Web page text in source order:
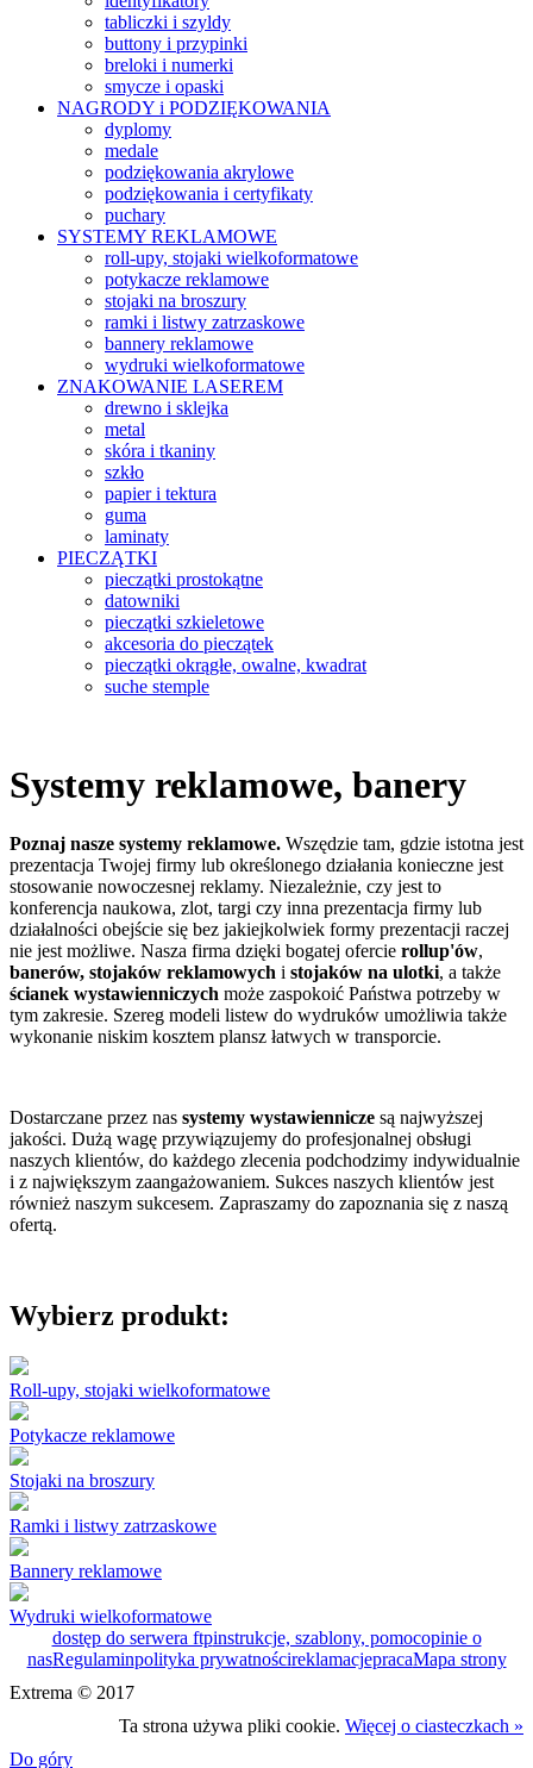
tabliczki i szyldy
buttony i przypinki
breloki i numerki
smycze i opaski
NAGRODY i PODZIĘKOWANIA
dyplomy
medale
podziękowania akrylowe
podziękowania i certyfikaty
puchary
SYSTEMY REKLAMOWE
roll-upy, stojaki wielkoformatowe
potykacze reklamowe
stojaki na broszury
ramki i listwy zatrzaskowe
bannery reklamowe
wydruki wielkoformatowe
ZNAKOWANIE LASEREM
drewno i sklejka
metal
skóra i tkaniny
szkło
papier i tektura
guma
laminaty
PIECZĄTKI
pieczątki prostokątne
datowniki
pieczątki szkieletowe
akcesoria do pieczątek
pieczątki okrągłe, owalne, kwadrat
suche stemple
Systemy reklamowe, banery
Poznaj nasze systemy reklamowe. Wszędzie tam, gdzie istotna jest
prezentacja Twojej firmy lub określonego działania konieczne jest
stosowanie nowoczesnej reklamy. Niezależnie, czy jest to
konferencja naukowa, zlot, targi czy inna prezentacja firmy lub
działalności obejście się bez jakiejkolwiek formy prezentacji raczej
nie jest możliwe. Nasza firma dzięki bogatej ofercie rollup'ów,
banerów, stojaków reklamowych i stojaków na ulotki, a także
ścianek wystawienniczych może zaspokoić Państwa potrzeby w
tym zakresie. Szereg modeli listew do wydruków umożliwia także
wykonanie niskim kosztem plansz łatwych w transporcie.
Dostarczane przez nas systemy wystawiennicze są najwyższej
jakości. Dużą wagę przywiązujemy do profesjonalnej obsługi
naszych klientów, do każdego zlecenia podchodzimy indywidualnie
i z największym zaangażowaniem. Sukces naszych klientów jest
również naszym sukcesem. Zapraszamy do zapoznania się z naszą
ofertą.
Wybierz produkt:
Roll-upy, stojaki wielkoformatowe
Potykacze reklamowe
Stojaki na broszury
Ramki i listwy zatrzaskowe
Bannery reklamowe
Wydruki wielkoformatowe
dostęp do serwera ftpinstrukcje, szablony, pomocopinie o
nasRegulaminpolityka prywatnościreklamacjepracaMapa strony
Extrema © 2017
Ta strona używa pliki cookie. Więcej o ciasteczkach »
Do góry